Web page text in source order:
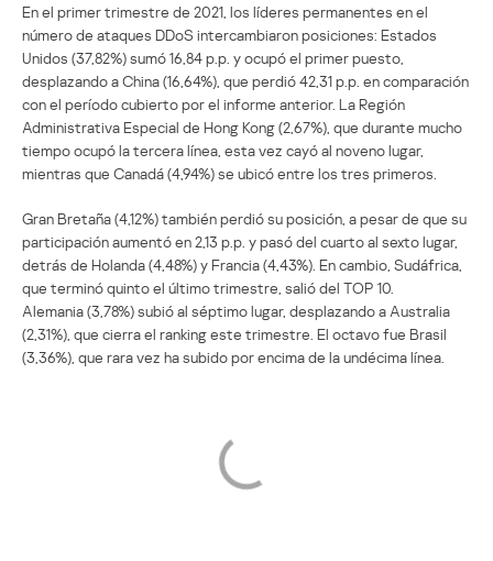
En el primer trimestre de 2021, los líderes permanentes en el
número de ataques DDoS intercambiaron posiciones: Estados
Unidos (37,82%) sumó 16,84 p.p. y ocupó el primer puesto,
desplazando a China (16,64%), que perdió 42,31 p.p. en comparación
con el período cubierto por el informe anterior. La Región
Administrativa Especial de Hong Kong (2,67%), que durante mucho
tiempo ocupó la tercera línea, esta vez cayó al noveno lugar,
mientras que Canadá (4,94%) se ubicó entre los tres primeros.
Gran Bretaña (4,12%) también perdió su posición, a pesar de que su
participación aumentó en 2,13 p.p. y pasó del cuarto al sexto lugar,
detrás de Holanda (4,48%) y Francia (4,43%). En cambio, Sudáfrica,
que terminó quinto el último trimestre, salió del TOP 10.
Alemania (3,78%) subió al séptimo lugar, desplazando a Australia
(2,31%), que cierra el ranking este trimestre. El octavo fue Brasil
(3,36%), que rara vez ha subido por encima de la undécima línea.